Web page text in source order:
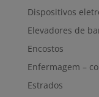
Dispositivos
Elevadores de
Encostos
Enfermagem –
Estrados